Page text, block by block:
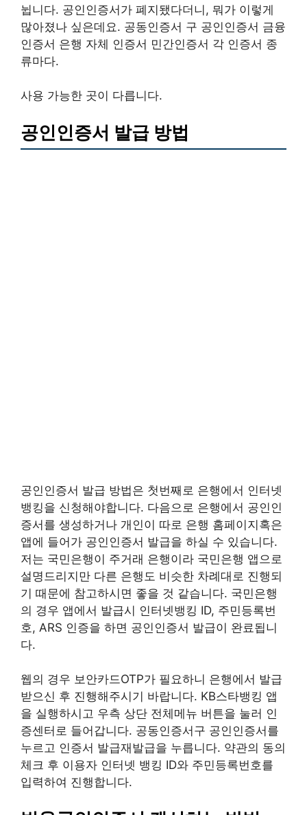
뉩니다. 공인인증서가 폐지됐다더니, 뭐가 이렇게
많아졌나 싶은데요. 공동인증서 구 공인인증서 금융
인증서 은행 자체 인증서 민간인증서 각 인증서 종
류마다.
사용 가능한 곳이 다릅니다.
공인인증서 발급 방법
공인인증서 발급 방법은 첫번째로 은행에서 인터넷
뱅킹을 신청해야합니다. 다음으로 은행에서 공인인
증서를 생성하거나 개인이 따로 은행 홈페이지혹은
앱에 들어가 공인인증서 발급을 하실 수 있습니다.
저는 국민은행이 주거래 은행이라 국민은행 앱으로
설명드리지만 다른 은행도 비슷한 차례대로 진행되
기 때문에 참고하시면 좋을 것 같습니다. 국민은행
의 경우 앱에서 발급시 인터넷뱅킹 ID, 주민등록번
호, ARS 인증을 하면 공인인증서 발급이 완료됩니
다.
웹의 경우 보안카드OTP가 필요하니 은행에서 발급
받으신 후 진행해주시기 바랍니다. KB스타뱅킹 앱
을 실행하시고 우측 상단 전체메뉴 버튼을 눌러 인
증센터로 들어갑니다. 공동인증서구 공인인증서를
누르고 인증서 발급재발급을 누릅니다. 약관의 동의
체크 후 이용자 인터넷 뱅킹 ID와 주민등록번호를
입력하여 진행합니다.